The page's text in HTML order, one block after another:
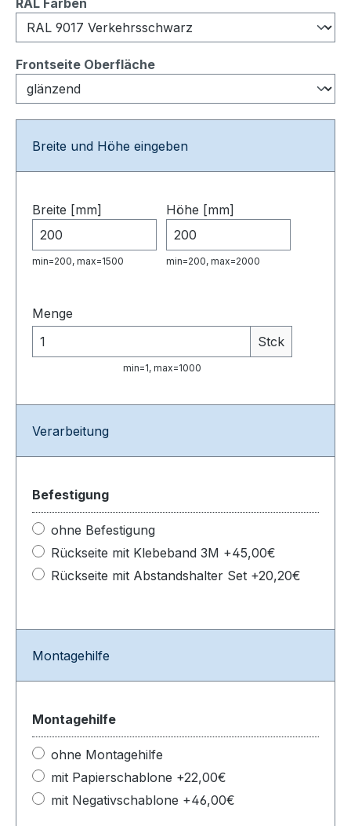
Frontseite Oberflächeauswählen
Breite und Höhe eingeben
Breite [mm] Höhe [mm]
min=200, max=1500 min=200, max=2000
Menge
Stck
min=1, max=1000
Verarbeitung
Befestigung
ohne Befestigung
Rückseite mit Klebeband 3M +45,00€
Rückseite mit Abstandshalter Set +20,20€
Montagehilfe
Montagehilfe
ohne Montagehilfe
mit Papierschablone +22,00€
mit Negativschablone +46,00€